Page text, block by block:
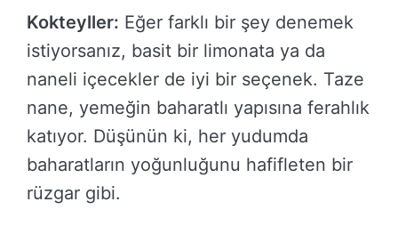
Kokteyller: Eğer farklı bir şey denemek
istiyorsanız, basit bir limonata ya da
naneli içecekler de iyi bir seçenek. Taze
nane, yemeğin baharatlı yapısına ferahlık
katıyor. Düşünün ki, her yudumda
baharatların yoğunluğunu hafifleten bir
rüzgar gibi.